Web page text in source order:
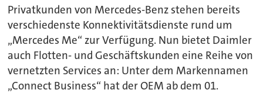
Privatkunden von Mercedes-Benz stehen bereits
verschiedenste Konnektivitätsdienste rund um
„Mercedes Me“ zur Verfügung. Nun bietet Daimler
auch Flotten- und Geschäftskunden eine Reihe von
vernetzten Services an: Unter dem Markennamen
„Connect Business“ hat der OEM ab dem 01.